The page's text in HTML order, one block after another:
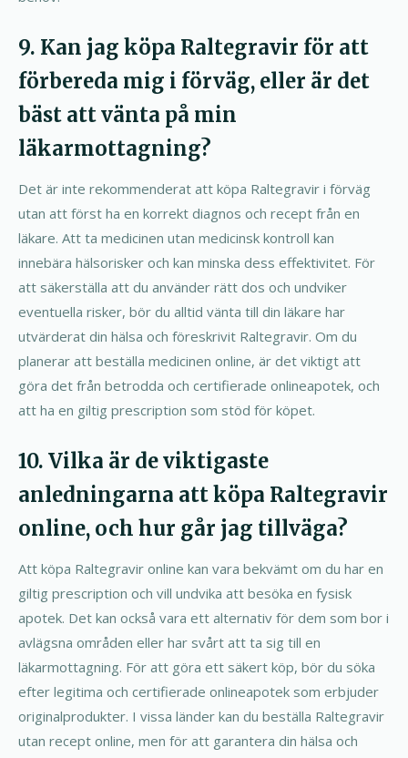
9. Kan jag köpa Raltegravir för att
förbereda mig i förväg, eller är det
bäst att vänta på min
läkarmottagning?
Det är inte rekommenderat att köpa Raltegravir i förväg
utan att först ha en korrekt diagnos och recept från en
läkare. Att ta medicinen utan medicinsk kontroll kan
innebära hälsorisker och kan minska dess effektivitet. För
att säkerställa att du använder rätt dos och undviker
eventuella risker, bör du alltid vänta till din läkare har
utvärderat din hälsa och föreskrivit Raltegravir. Om du
planerar att beställa medicinen online, är det viktigt att
göra det från betrodda och certifierade onlineapotek, och
att ha en giltig prescription som stöd för köpet.
10. Vilka är de viktigaste
anledningarna att köpa Raltegravir
online, och hur går jag tillväga?
Att köpa Raltegravir online kan vara bekvämt om du har en
giltig prescription och vill undvika att besöka en fysisk
apotek. Det kan också vara ett alternativ för dem som bor i
avlägsna områden eller har svårt att ta sig till en
läkarmottagning. För att göra ett säkert köp, bör du söka
efter legitima och certifierade onlineapotek som erbjuder
originalprodukter. I vissa länder kan du beställa Raltegravir
utan recept online, men för att garantera din hälsa och